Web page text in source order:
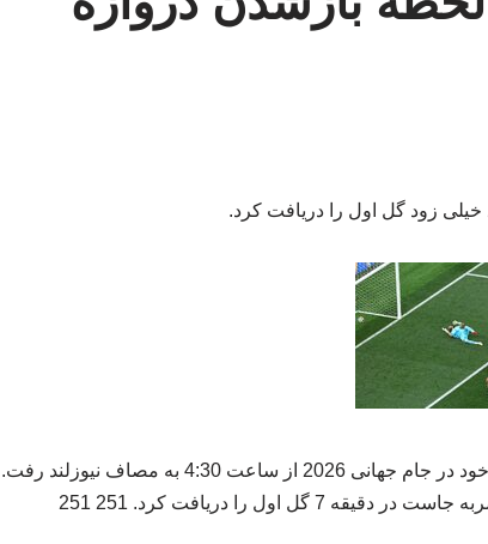
خیلی زود گل اول را دریافت کرد.
به گزارش کرند کرد؛ تیم ملی فوتبال ایران در اولین بازی خود در جام جهانی 2026 از ساعت 4:30 به مصاف نیوزلند رفت.
اول را دریافت کرد. 251 251